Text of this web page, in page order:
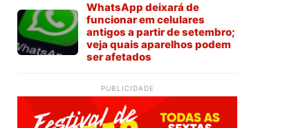
WhatsApp deixará de
funcionar em celulares
antigos a partir de setembro;
veja quais aparelhos podem
ser afetados
PUBLICIDADE